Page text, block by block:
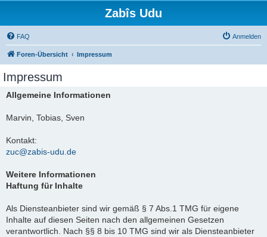
Zabîs Udu
FAQ Anmelden
Foren-Übersicht Impressum
Impressum
Allgemeine Informationen
Marvin, Tobias, Sven
Kontakt:
zuc@zabis-udu.de
Weitere Informationen
Haftung für Inhalte
Als Diensteanbieter sind wir gemäß § 7 Abs.1 TMG für eigene
Inhalte auf diesen Seiten nach den allgemeinen Gesetzen
verantwortlich. Nach §§ 8 bis 10 TMG sind wir als Diensteanbieter